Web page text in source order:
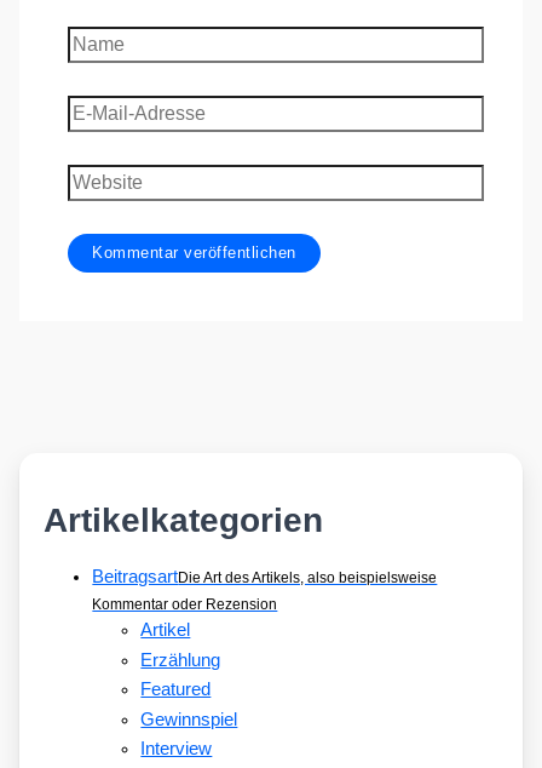
Name
E-
Mail-
Adresse
Website
Artikelkategorien
BeitragsartDie Art des Artikels, also beispielsweise
Kommentar oder Rezension
Artikel
Erzählung
Featured
Gewinnspiel
Interview